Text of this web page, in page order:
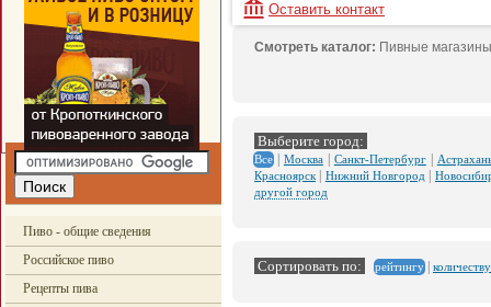
Пиво - общие сведения
Российское пиво
Рецепты пива
Оставить контакт
Смотреть каталог: Пивные
Выберите город:
Все| Москва| Санкт-Петербург|
Красноярск| Нижний Новгород
другой город
Сортировать по: рейтингу|